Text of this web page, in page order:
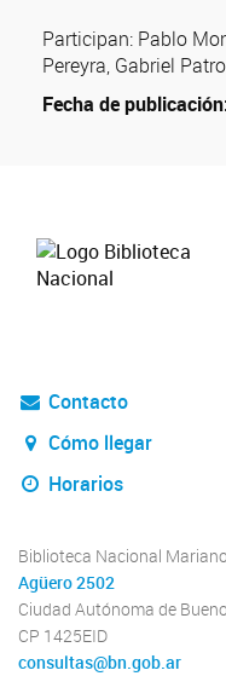
Participan: Pablo
Pereyra, Gabriel
Fecha de
Contacto
Cómo llegar
Horarios
Biblioteca Nacional
Agüero 2502
Ciudad Autónoma de
CP 1425EID
consultas@bn.gob.ar